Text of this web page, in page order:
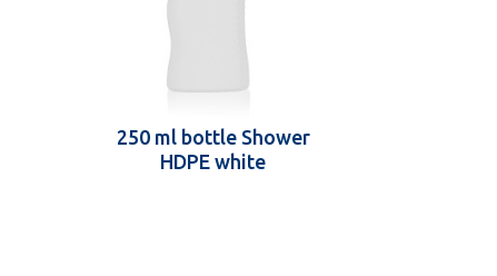
250 ml bottle Shower
HDPE white